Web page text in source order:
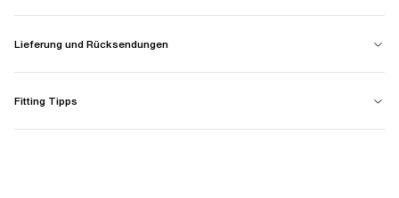
Lieferung und Rücksendungen
Fitting Tipps